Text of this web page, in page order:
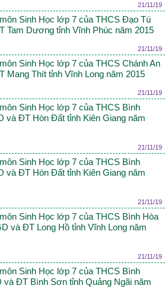
21/11/19
Sinh Học lớp 7 của THCS Đạo Tú
Tam Dương tỉnh Vĩnh Phúc năm 2015
21/11/19
Sinh Học lớp 7 của THCS Chánh An
Mang Thít tỉnh Vĩnh Long năm 2015
21/11/19
Sinh Học lớp 7 của THCS Bình
và ĐT Hòn Đất tỉnh Kiên Giang năm
21/11/19
Sinh Học lớp 7 của THCS Bình
và ĐT Hòn Đất tỉnh Kiên Giang năm
21/11/19
Sinh Học lớp 7 của THCS Bình Hòa
và ĐT Long Hồ tỉnh Vĩnh Long năm
21/11/19
Sinh Học lớp 7 của THCS Bình
và ĐT Bình Sơn tỉnh Quảng Ngãi năm